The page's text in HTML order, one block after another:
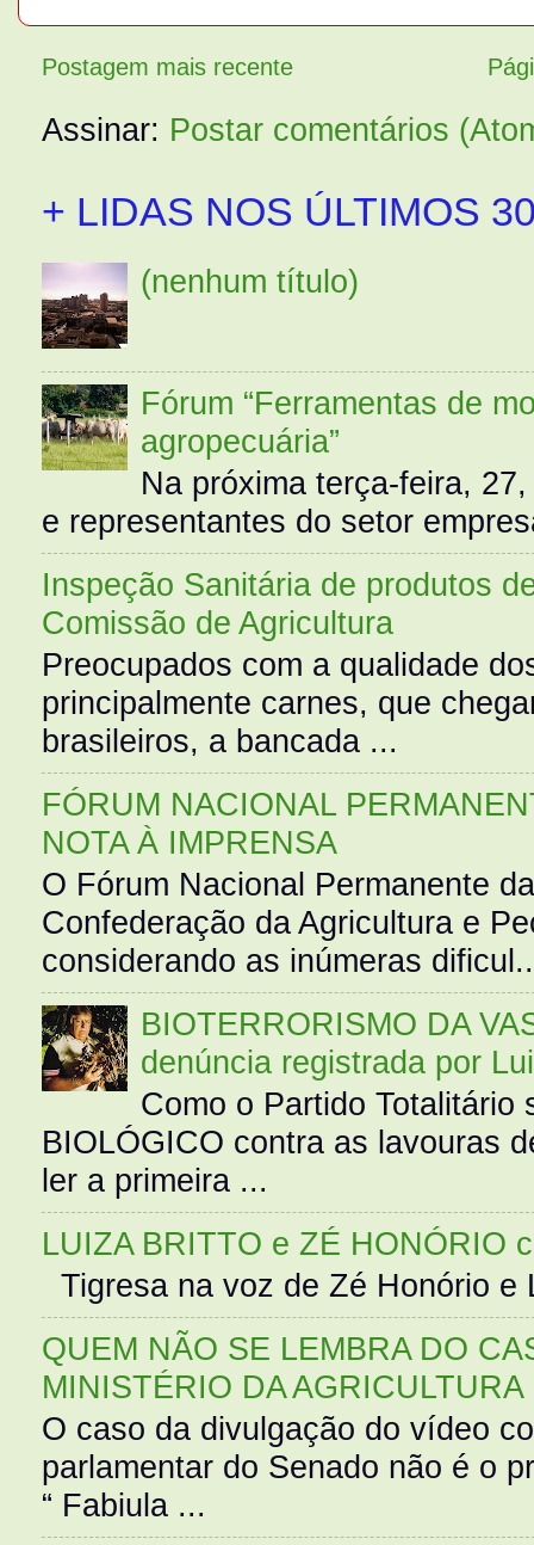
Postagem mais recente
Assinar: Postar comentários
+ LIDAS NOS ÚLTIMOS
(nenhum título)
Fórum “Ferramentas de
agropecuária”
Na próxima terça-feira,
e representantes do setor
Inspeção Sanitária de produtos
Comissão de Agricultura
Preocupados com a qualidade
principalmente carnes, que
brasileiros, a bancada ...
FÓRUM NACIONAL
NOTA À IMPRENSA
O Fórum Nacional Permanente
Confederação da Agricultura e
considerando as inúmeras
BIOTERRORISMO DA
denúncia registrada por
Como o Partido Totalitário
BIOLÓGICO contra as lavouras
ler a primeira ...
LUIZA BRITTO e ZÉ HONÓRIO
Tigresa na voz de Zé Honório
QUEM NÃO SE LEMBRA DO
MINISTÉRIO DA AGRICULTURA
O caso da divulgação do vídeo
parlamentar do Senado não é o
“ Fabiula ...